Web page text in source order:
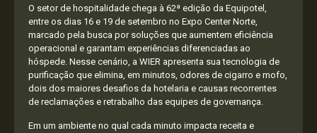
O setor de hospitalidade chega à 62ª edição da Equipotel,
entre os dias 16 e 19 de setembro no Expo Center Norte,
marcado pela busca por soluções que aumentem eficiência
operacional e garantam experiências diferenciadas ao
hóspede. Nesse cenário, a WIER apresenta sua tecnologia de
purificação que elimina, em minutos, odores de cigarro e mofo,
dois dos maiores desafios da hotelaria e causas recorrentes
de reclamações e retrabalho das equipes de governança.
Em um ambiente no qual cada minuto impacta receita e